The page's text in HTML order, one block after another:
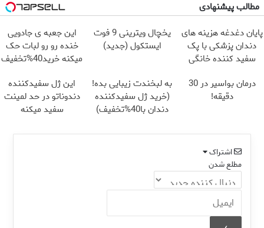
مطالب پیشنهادی
پایان دغدغه هزینه های
دندان پزشکی با پک
سفید کننده خانگی
یخچال ویترینی 9 فوت
ایستکول (جدید)
این جعبه ی جادویی
خنده رو رو لبات حک
میکنه خرید40%تخفیف
درمان بواسیر در 30
دقیقه!
به لبخندت زیبایی بده!
(خرید ژل سفیدکننده
دندان با40%تخفیف)
این ژل سفیدکننده
دندوناتو در حد لمینت
سفید میکنه
اشتراک
مطلع شدن